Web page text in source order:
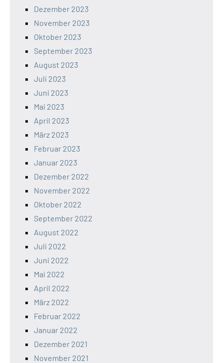
Dezember 2023
November 2023
Oktober 2023
September 2023
August 2023
Juli 2023
Juni 2023
Mai 2023
April 2023
März 2023
Februar 2023
Januar 2023
Dezember 2022
November 2022
Oktober 2022
September 2022
August 2022
Juli 2022
Juni 2022
Mai 2022
April 2022
März 2022
Februar 2022
Januar 2022
Dezember 2021
November 2021